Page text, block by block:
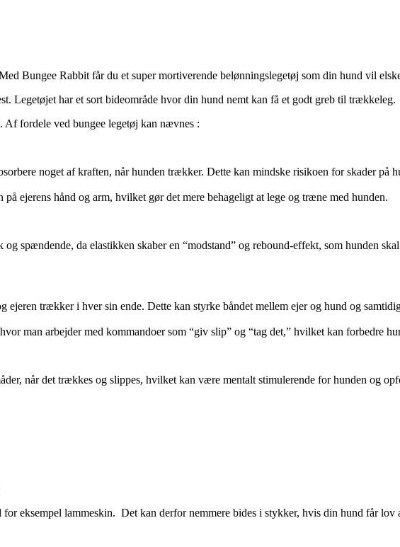
Bungee Rabbit får du et super mortiverende belønningslegetøj som din hund vil
Legetøjet har et sort bideområde hvor din hund nemt kan få et godt greb til trækkeleg.
Af fordele ved bungee legetøj kan nævnes :
noget af kraften, når hunden trækker. Dette kan mindske risikoen for skader på
på ejerens hånd og arm, hvilket gør det mere behageligt at lege og træne med hunden.
og spændende, da elastikken skaber en “modstand” og rebound-effekt, som hunden
trækker i hver sin ende. Dette kan styrke båndet mellem ejer og hund og
man arbejder med kommandoer som “giv slip” og “tag det,” hvilket kan forbedre
når det trækkes og slippes, hvilket kan være mentalt stimulerende for hunden og
eksempel lammeskin. Det kan derfor nemmere bides i stykker, hvis din hund får lov